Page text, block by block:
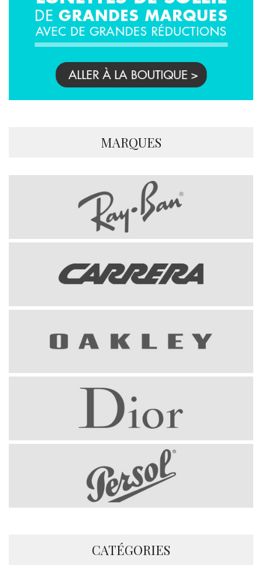
MARQUES
CATÉGORIES